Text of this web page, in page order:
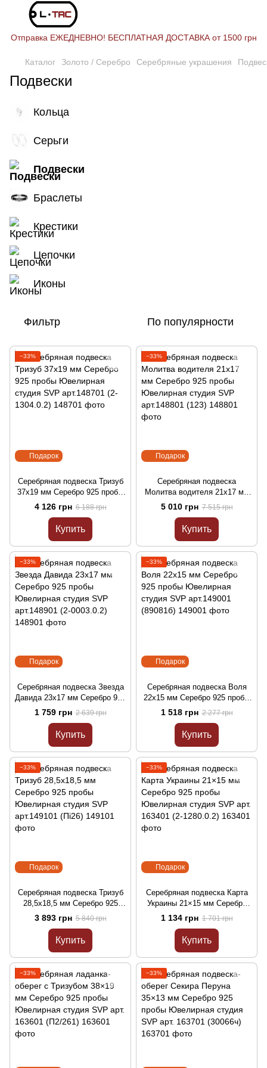
Отправка ЕЖЕДНЕВНО! БЕСПЛАТНАЯ ДОСТАВКА от 1500 грн
Каталог Золото / Серебро Серебряные украшения
Подвески
Кольца
Серьги
Подвески
Браслеты
Крестики
Цепочки
Иконы
Фильтр По популярности
Подарок
−33%
Серебряная подвеска Тризуб
37х19 мм Серебро 925 пробы
Ювелирная студия SVP
арт.148701 (2-1304.0.2)
4 126 грн 6 188 грн
Купить
Подарок
−33%
Серебряная подвеска
Молитва водителя 21х17 мм
Серебро 925 пробы
Ювелирная студия SVP
арт.148801 (123)
5 010 грн 7 515 грн
Купить
Подарок
−33%
Серебряная подвеска Звезда
Давида 23х17 мм Серебро 925
пробы Ювелирная студия
SVP арт.148901 (2-0003.0.2)
1 759 грн 2 639 грн
Купить
Подарок
−33%
Серебряная подвеска Воля
22х15 мм Серебро 925 пробы
Ювелирная студия SVP
арт.149001 (89081б)
1 518 грн 2 277 грн
Купить
Подарок
−33%
Серебряная подвеска Тризуб
28,5х18,5 мм Серебро 925
пробы Ювелирная студия
SVP арт.149101 (Пі26)
3 893 грн 5 840 грн
Купить
Подарок
−33%
Серебряная подвеска Карта
Украины 21×15 мм Серебро
925 пробы Ювелирная студия
SVP арт. 163401 (2-1280.0.2)
1 134 грн 1 701 грн
Купить
−33% −33%